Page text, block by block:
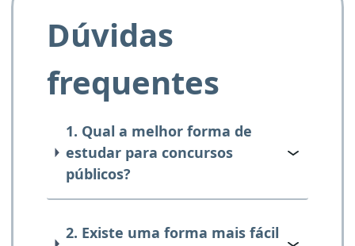
Dúvidas
frequentes
1. Qual a melhor forma de
estudar para concursos
públicos?
2. Existe uma forma mais fácil